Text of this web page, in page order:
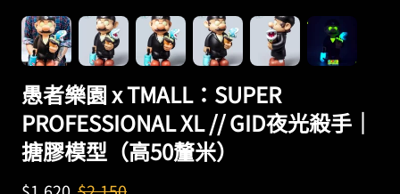
愚者樂園 x TMALL：SUPER
PROFESSIONAL XL // GID夜光殺手｜
搪膠模型（高50釐米）